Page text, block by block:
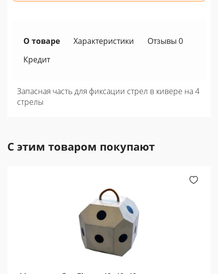
О товаре Характеристики
Отзывы 0
Кредит
Запасная часть для фиксации стрел в кивере на 4
стрелы
С этим товаром покупают